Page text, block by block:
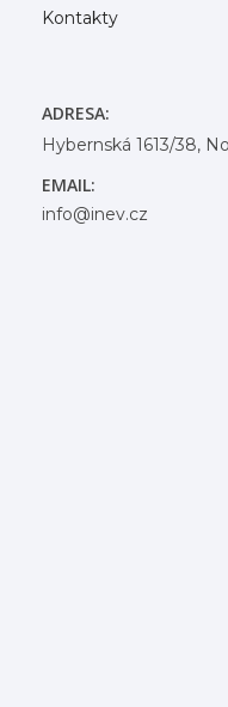
Kontakty
ADRESA:
Hybernská 1613/38,
EMAIL:
info@inev.cz